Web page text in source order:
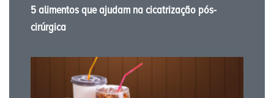
5 alimentos que ajudam na cicatrização pós-
cirúrgica